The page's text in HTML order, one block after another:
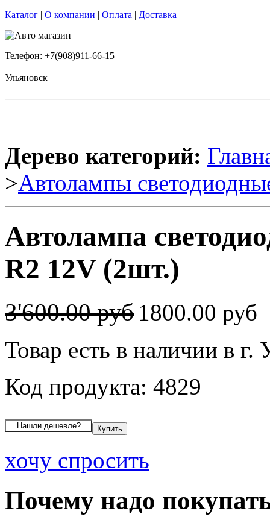
Каталог | О компании | Оплата | Доставка
Телефон: +7(908)911-66-15
Ульяновск
Дерево категорий:
>Автолампы
Автолампа
R2 12V (2шт.)
3'600.00 руб 1800.00 руб
Товар есть в наличии в г.
Код продукта: 4829
хочу спросить
Почему надо